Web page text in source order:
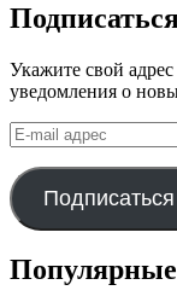
Укажите свой
уведомления о
E-
mail
адрес
Подписаться